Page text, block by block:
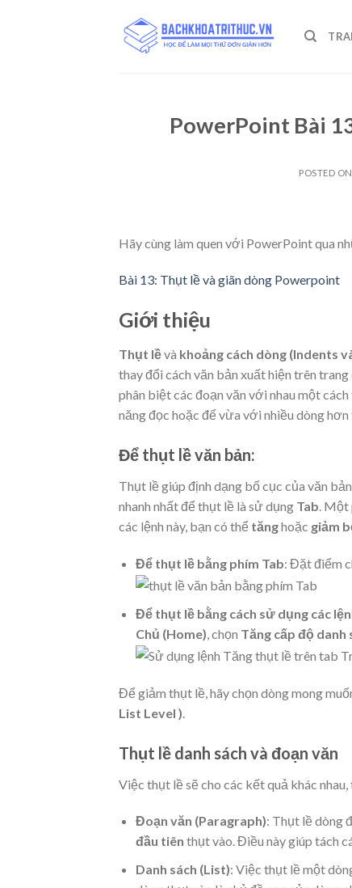
PowerPoint Bài
POSTED ON
Hãy cùng làm quen với PowerPoint qua
Bài 13: Thụt lề và giãn dòng Powerpoint
Giới thiệu
Thụt lềvà khoảng cách dòng (Indents
thay đổi cách văn bản xuất hiện trên
phân biệt các đoạn văn với nhau một
năng đọc hoặc để vừa với nhiều dòng
Để thụt lề văn bản:
Thụt lề giúp định dạng bố cục của văn
nhanh nhất để thụt lề là sử dụng Tab .
các lệnh này, bạn có thể tănghoặc giảm
Để thụt lề bằng phím Tab: Đặt điểm
Để thụt lề bằng cách sử dụng các
Chủ (Home) , chọn Tăng cấp độ danh
Để giảm thụt lề, hãy chọn dòng mong
List Level ).
Thụt lề danh sách và đoạn văn
Việc thụt lề sẽ cho các kết quả khác
Đoạn văn (Paragraph): Thụt lề dòng
đầu tiên thụt vào. Điều này giúp tách
Danh sách (List): Việc thụt lề một